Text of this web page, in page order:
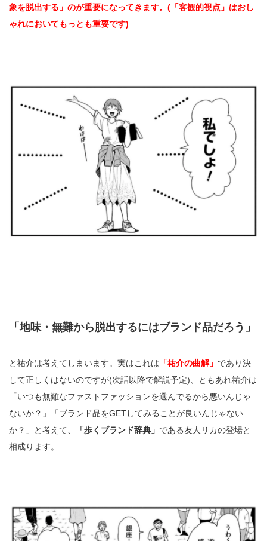
象を脱出する」のが重要になってきます。(「客観的視点」はおし
ゃれにおいてもっとも重要です)
「地味・無難から脱出するにはブランド品だろう」
と祐介は考えてしまいます。実はこれは 「祐介の曲解」 であり決
して正しくはないのですが(次話以降で解説予定)、ともあれ祐介は
「いつも無難なファストファッションを選んでるから悪いんじゃ
ないか？」「ブランド品をGETしてみることが良いんじゃない
か？」と考えて、
「歩くブランド辞典」 である友人リカの登場と
相成ります。